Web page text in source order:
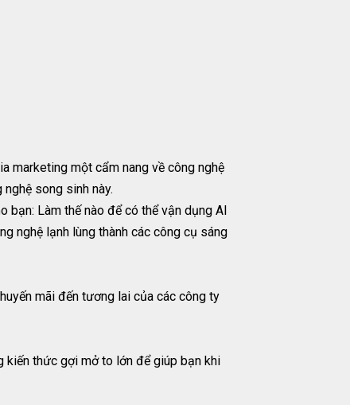
marketing một cẩm nang về công nghệ
song sinh này.
bạn: Làm thế nào để có thể vận dụng Al
nghệ lạnh lùng thành các công cụ sáng
mãi đến tương lai của các công ty
kiến thức gợi mở to lớn để giúp bạn khi